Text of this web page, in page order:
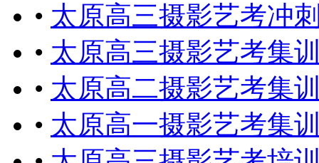
• 太原高三摄影艺考冲
• 太原高三摄影艺考集
• 太原高二摄影艺考集
• 太原高一摄影艺考集